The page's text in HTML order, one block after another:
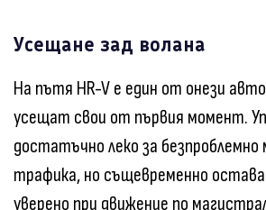
Усещане зад волана
На пътя HR-V е един от онези
усещат свои от първия момент.
достатъчно леко за безпроблемно
трафика, но същевременно
уверено при движение по